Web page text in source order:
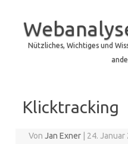
Nützliches, Wichtiges und
Klicktracking
VonJan Exner 24. Januar